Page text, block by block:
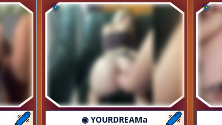
◉ YOURDREAMa